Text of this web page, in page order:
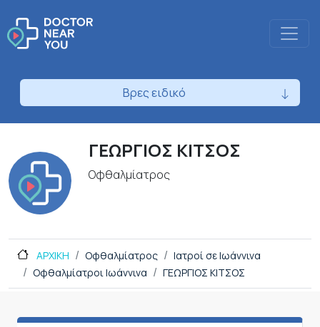
Βρες ειδικό
ΓΕΩΡΓΙΟΣ ΚΙΤΣΟΣ
Οφθαλμίατρος
ΑΡΧΙΚΗ Οφθαλμίατρος
Ιατροί σε Ιωάννινα
Οφθαλμίατροι Ιωάννινα
ΓΕΩΡΓΙΟΣ ΚΙΤΣΟΣ